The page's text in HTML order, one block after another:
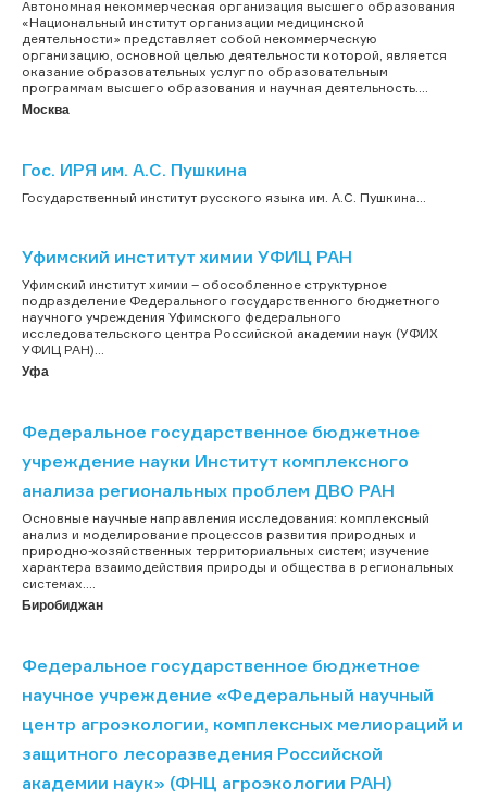
Автономная некоммерческая организация высшего образования
«Национальный институт организации медицинской
деятельности» представляет собой некоммерческую
организацию, основной целью деятельности которой, является
оказание образовательных услуг по образовательным
программам высшего образования и научная деятельность....
Москва
Гос. ИРЯ им. А.С. Пушкина
Государственный институт русского языка им. А.С. Пушкина...
Уфимский институт химии УФИЦ РАН
Уфимский институт химии – обособленное структурное
подразделение Федерального государственного бюджетного
научного учреждения Уфимского федерального
исследовательского центра Российской академии наук (УФИХ
УФИЦ РАН)...
Уфа
Федеральное государственное бюджетное
учреждение науки Институт комплексного
анализа региональных проблем ДВО РАН
Основные научные направления исследования: комплексный
анализ и моделирование процессов развития природных и
природно-хозяйственных территориальных систем; изучение
характера взаимодействия природы и общества в региональных
системах....
Биробиджан
Федеральное государственное бюджетное
научное учреждение «Федеральный научный
центр агроэкологии, комплексных мелиораций и
защитного лесоразведения Российской
академии наук» (ФНЦ агроэкологии РАН)